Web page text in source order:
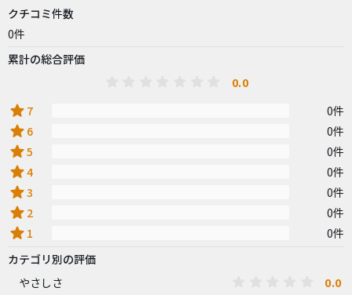
クチコミ件数
0件
累計の総合評価
0.0
star 7 0件
star 6 0件
star5 0件
star4 0件
star3 0件
star 2 0件
star 1
0件
カテゴリ別の評価
やさしさ
0.0